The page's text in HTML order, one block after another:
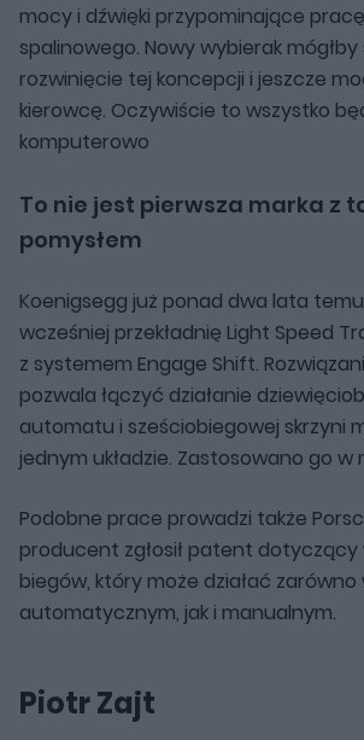
mocy i dźwięki przypominające
spalinowego. Nowy wybierak
rozwinięcie tej koncepcji i jeszcze
kierowcę. Oczywiście to wszystko
komputerowo
To nie jest pierwsza marka z
pomysłem
Koenigsegg już ponad dwa lata
wcześniej przekładnię Light Speed
z systemem Engage Shift.
pozwala łączyć działanie
automatu i sześciobiegowej skrzyni
jednym układzie. Zastosowano go w
Podobne prace prowadzi także
producent zgłosił patent dotyczący
biegów, który może działać
automatycznym, jak i manualnym.
Piotr Zajt